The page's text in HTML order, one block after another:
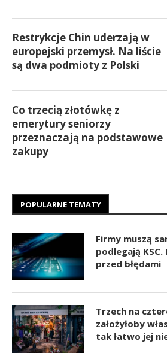
Restrykcje Chin uderzają w
europejski przemysł. Na liście
są dwa podmioty z Polski
Co trzecią złotówkę z
emerytury seniorzy
przeznaczają na podstawowe
zakupy
POPULARNE TEMATY
Firmy muszą
podlegają
przed błędami
Trzech na
założyłoby
tak łatwo jej